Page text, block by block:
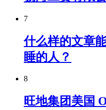
7
什么样的文章
睡的人？
8
旺地集团美国